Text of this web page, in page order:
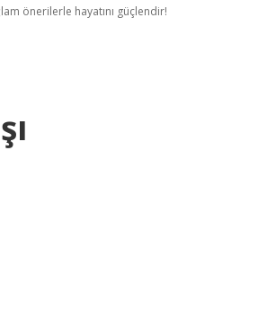
önerilerle hayatını güçlendir!